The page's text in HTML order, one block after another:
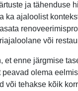
ja tähenduse
ka ajaloolist
või
et enne järgmise
peavad olema
või tehakse kõik